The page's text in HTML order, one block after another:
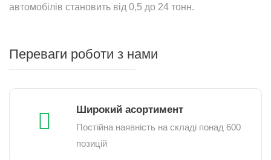
автомобілів становить від 0,5 до 24 тонн.
Переваги роботи з нами
Широкий асортимент
Постійна наявність на складі понад 600
позицій